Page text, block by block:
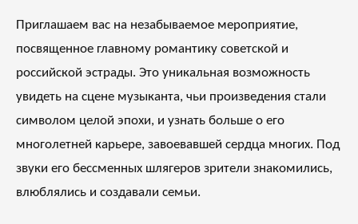
Приглашаем вас на незабываемое мероприятие,
посвященное главному романтику советской и
российской эстрады. Это уникальная возможность
увидеть на сцене музыканта, чьи произведения стали
символом целой эпохи, и узнать больше о его
многолетней карьере, завоевавшей сердца многих. Под
звуки его бессменных шлягеров зрители знакомились,
влюблялись и создавали семьи.